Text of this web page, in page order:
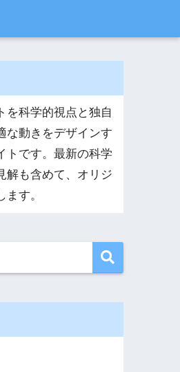
を科学的視点と独自
な動きをデザインす
トです。最新の科学
解も含めて、オリジ
す。